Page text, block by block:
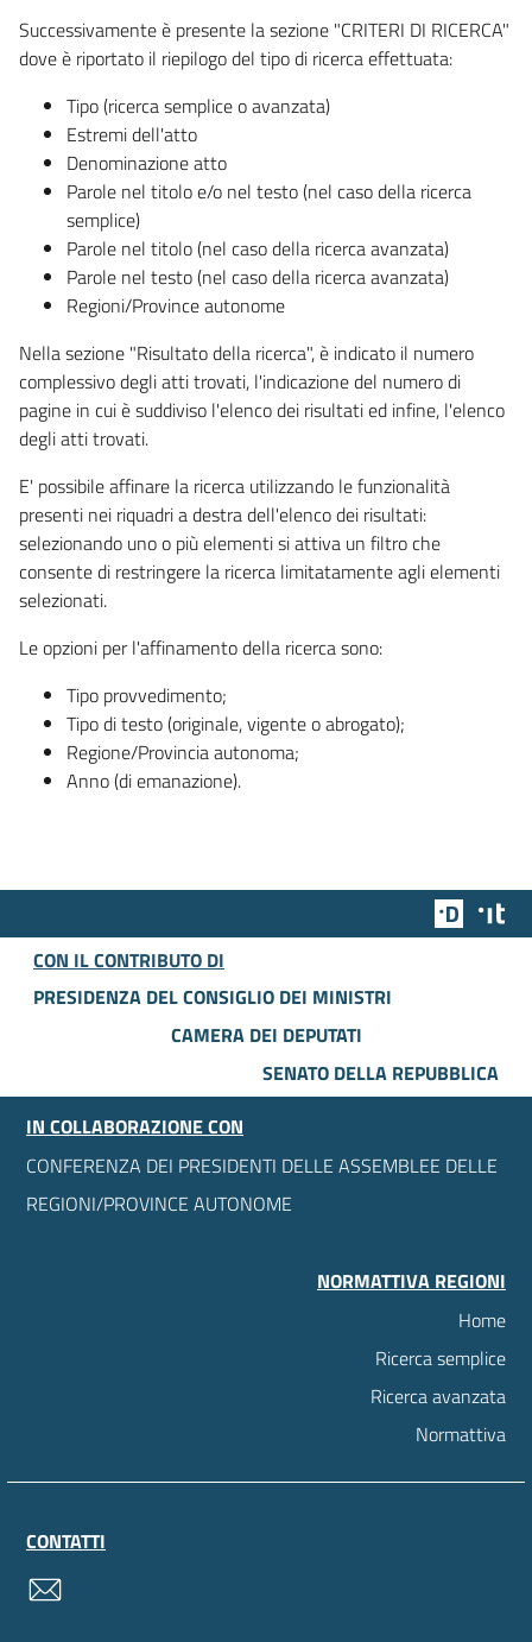
Successivamente è presente la sezione "CRITERI DI RICERCA"
dove è riportato il riepilogo del tipo di ricerca effettuata:
Tipo (ricerca semplice o avanzata)
Estremi dell'atto
Denominazione atto
Parole nel titolo e/o nel testo (nel caso della ricerca
semplice)
Parole nel titolo (nel caso della ricerca avanzata)
Parole nel testo (nel caso della ricerca avanzata)
Regioni/Province autonome
Nella sezione "Risultato della ricerca", è indicato il numero
complessivo degli atti trovati, l'indicazione del numero di
pagine in cui è suddiviso l'elenco dei risultati ed infine, l'elenco
degli atti trovati.
E' possibile affinare la ricerca utilizzando le funzionalità
presenti nei riquadri a destra dell'elenco dei risultati:
selezionando uno o più elementi si attiva un filtro che
consente di restringere la ricerca limitatamente agli elementi
selezionati.
Le opzioni per l'affinamento della ricerca sono:
Tipo provvedimento;
Tipo di testo (originale, vigente o abrogato);
Regione/Provincia autonoma;
Anno (di emanazione).
Team
CON IL CONTRIBUTO DI
PRESIDENZA DEL CONSIGLIO DEI MINISTRI
CAMERA DEI DEPUTATI
SENATO DELLA REPUBBLICA
IN COLLABORAZIONE CON
CONFERENZA DEI PRESIDENTI DELLE ASSEMBLEE DELLE
REGIONI/PROVINCE AUTONOME
NORMATTIVA REGIONI
Home
Ricerca semplice
Ricerca avanzata
Normattiva
CONTATTI